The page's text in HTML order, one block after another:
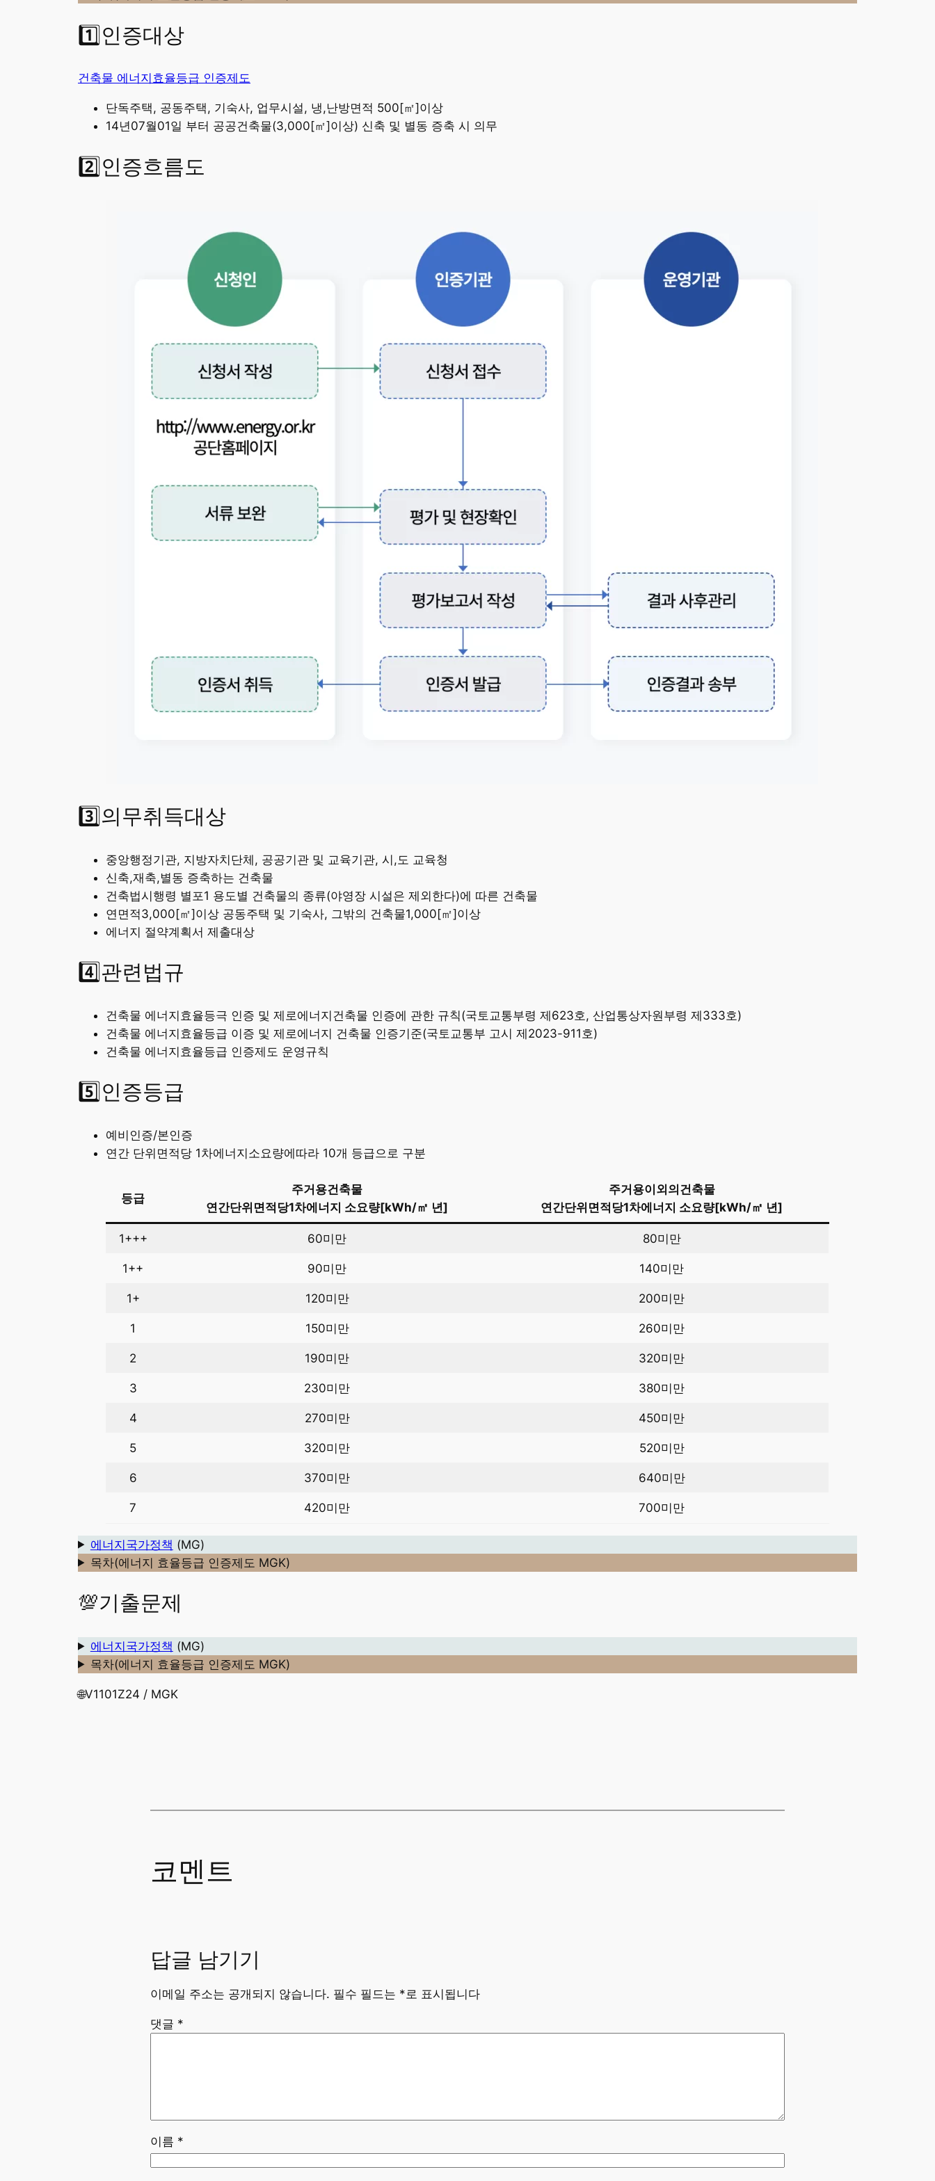
1️⃣인증대상
건축물 에너지효율등급 인증제도
단독주택, 공동주택, 기숙사, 업무시설, 냉,난방면적 500[㎡]이상
14년07월01일 부터 공공건축물(3,000[㎡]이상) 신축 및 별동 증축 시 의무
2️⃣인증흐름도
3️⃣의무취득대상
중앙행정기관, 지방자치단체, 공공기관 및 교육기관, 시,도 교육청
신축,재축,별동 증축하는 건축물
건축법시행령 별포1 용도별 건축물의 종류(야영장 시설은 제외한다)에 따른 건축물
연면적3,000[㎡]이상 공동주택 및 기숙사, 그밖의 건축물1,000[㎡]이상
에너지 절약계획서 제출대상
4️⃣관련법규
건축물 에너지효율등극 인증 및 제로에너지건축물 인증에 관한 규칙(국토교통부령 제623호, 산업통상자원부령 제333호)
건축물 에너지효율등급 이증 및 제로에너지 건축물 인증기준(국토교통부 고시 제2023-911호)
건축물 에너지효율등급 인증제도 운영규칙
5️⃣인증등급
예비인증/본인증
연간 단위면적당 1차에너지소요량에따라 10개 등급으로 구분
등급
주거용건축물
연간단위면적당1차에너지 소요량[kWh/㎡ 년]
주거용이외의건축물
연간단위면적당1차에너지 소요량[kWh/㎡ 년]
1+++ 60미만 80미만
1++ 90미만 140미만
1+ 120미만 200미만
1 150미만 260미만
2 190미만 320미만
3 230미만 380미만
4 270미만 450미만
5 320미만 520미만
6 370미만 640미만
7 420미만 700미만
에너지국가정책 (MG)
목차(에너지 효율등급 인증제도 MGK)
💯기출문제
에너지국가정책 (MG)
목차(에너지 효율등급 인증제도 MGK)
🌐V1101Z24 / MGK
코멘트
답글 남기기
이메일 주소는 공개되지 않습니다. 필수 필드는 *로 표시됩니다
댓글 *
이름 *